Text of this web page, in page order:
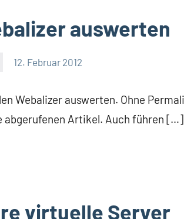
auswerten
12. Februar 2012
Webalizer auswerten. Ohne
abgerufenen Artikel. Auch führen […]
virtuelle Server